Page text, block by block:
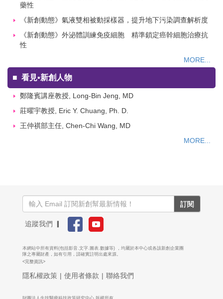
藥性
《新創動態》氣液雙相被動採樣器，提升地下污染調查解析度
《新創動態》外泌體訓練免疫細胞 精準鎖定癌幹細胞治療抗
性
MORE...
■ 看見▪新創人物
鄭隆賓講座教授, Long-Bin Jeng, MD
莊曜宇教授, Eric Y. Chuang, Ph. D.
王仲祺部主任, Chen-Chi Wang, MD
MORE...
訂閱
追蹤我們 ▎
本網站中所有資料(包括影音.文字.圖表.數據等) ，均屬於本中心或各該新創企業團
隊之專屬財產，如有引用，請確實註明出處來源。
<完整資訊>
隱私權政策 | 使用者條款 | 聯絡我們
財團法人生技醫療科技政策研究中心 版權所有